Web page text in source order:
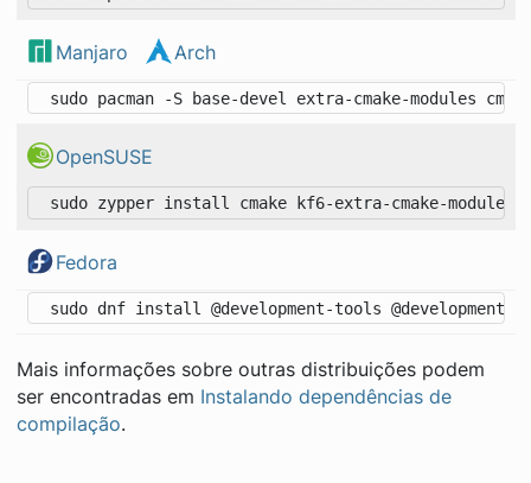
Manjaro Arch
OpenSUSE
Fedora
Mais informações sobre outras distribuições podem
ser encontradas em Instalando dependências de
compilação.